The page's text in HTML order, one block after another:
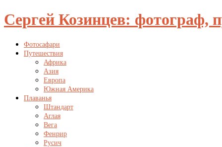
Сергей Козинцев: фотограф,
Фотосафари
Путешествия
Африка
Азия
Европа
Южная Америка
Плаванья
Штандарт
Аглая
Вега
Фенрир
Русич